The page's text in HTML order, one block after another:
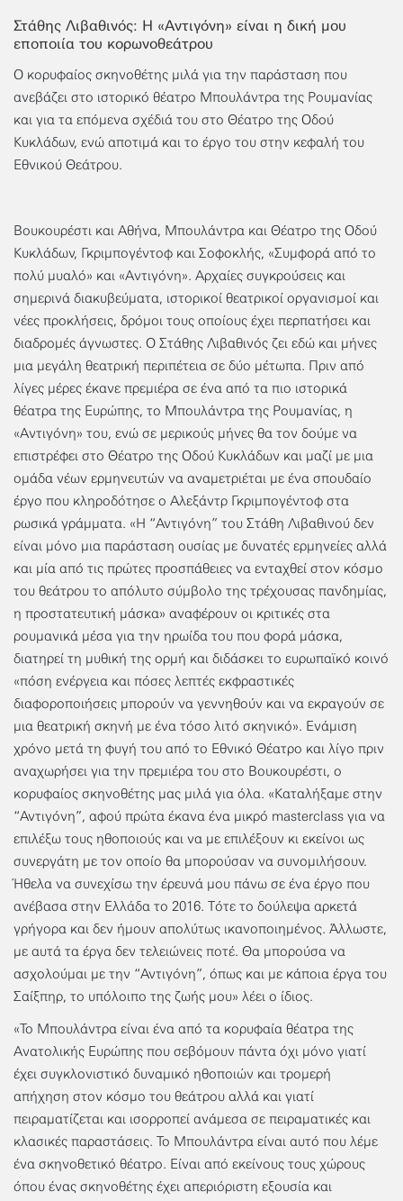
Στάθης Λιβαθινός: Η «Αντιγόνη» είναι η δική μου
εποποιία του κορωνοθεάτρου
Ο κορυφαίος σκηνοθέτης μιλά για την παράσταση που
ανεβάζει στο ιστορικό θέατρο Μπουλάντρα της Ρουμανίας
και για τα επόμενα σχέδιά του στο Θέατρο της Οδού
Κυκλάδων, ενώ αποτιμά και το έργο του στην κεφαλή του
Εθνικού Θεάτρου.
Βουκουρέστι και Αθήνα, Μπουλάντρα και Θέατρο της Οδού
Κυκλάδων, Γκριμπογέντοφ και Σοφοκλής, «Συμφορά από το
πολύ μυαλό» και «Αντιγόνη». Αρχαίες συγκρούσεις και
σημερινά διακυβεύματα, ιστορικοί θεατρικοί οργανισμοί και
νέες προκλήσεις, δρόμοι τους οποίους έχει περπατήσει και
διαδρομές άγνωστες. Ο Στάθης Λιβαθινός ζει εδώ και μήνες
μια μεγάλη θεατρική περιπέτεια σε δύο μέτωπα. Πριν από
λίγες μέρες έκανε πρεμιέρα σε ένα από τα πιο ιστορικά
θέατρα της Ευρώπης, το Μπουλάντρα της Ρουμανίας, η
«Αντιγόνη» του, ενώ σε μερικούς μήνες θα τον δούμε να
επιστρέφει στο Θέατρο της Οδού Κυκλάδων και μαζί με μια
ομάδα νέων ερμηνευτών να αναμετριέται με ένα σπουδαίο
έργο που κληροδότησε ο Αλεξάντρ Γκριμπογέντοφ στα
ρωσικά γράμματα. «Η “Αντιγόνη” του Στάθη Λιβαθινού δεν
είναι μόνο μια παράσταση ουσίας με δυνατές ερμηνείες αλλά
και μία από τις πρώτες προσπάθειες να ενταχθεί στον κόσμο
του θεάτρου το απόλυτο σύμβολο της τρέχουσας πανδημίας,
η προστατευτική μάσκα» αναφέρουν οι κριτικές στα
ρουμανικά μέσα για την ηρωίδα του που φορά μάσκα,
διατηρεί τη μυθική της ορμή και διδάσκει το ευρωπαϊκό κοινό
«πόση ενέργεια και πόσες λεπτές εκφραστικές
διαφοροποιήσεις μπορούν να γεννηθούν και να εκραγούν σε
μια θεατρική σκηνή με ένα τόσο λιτό σκηνικό». Ενάμιση
χρόνο μετά τη φυγή του από το Εθνικό Θέατρο και λίγο πριν
αναχωρήσει για την πρεμιέρα του στο Βουκουρέστι, ο
κορυφαίος σκηνοθέτης μας μιλά για όλα. «Καταλήξαμε στην
“Αντιγόνη”, αφού πρώτα έκανα ένα μικρό masterclass για να
επιλέξω τους ηθοποιούς και να με επιλέξουν κι εκείνοι ως
συνεργάτη με τον οποίο θα μπορούσαν να συνομιλήσουν.
Ήθελα να συνεχίσω την έρευνά μου πάνω σε ένα έργο που
ανέβασα στην Ελλάδα το 2016. Τότε το δούλεψα αρκετά
γρήγορα και δεν ήμουν απολύτως ικανοποιημένος. Άλλωστε,
με αυτά τα έργα δεν τελειώνεις ποτέ. Θα μπορούσα να
ασχολούμαι με την “Αντιγόνη”, όπως και με κάποια έργα του
Σαίξπηρ, το υπόλοιπο της ζωής μου» λέει ο ίδιος.
«Το Μπουλάντρα είναι ένα από τα κορυφαία θέατρα της
Aνατολικής Ευρώπης που σεβόμουν πάντα όχι μόνο γιατί
έχει συγκλονιστικό δυναμικό ηθοποιών και τρομερή
απήχηση στον κόσμο του θεάτρου αλλά και γιατί
πειραματίζεται και ισορροπεί ανάμεσα σε πειραματικές και
κλασικές παραστάσεις. Το Μπουλάντρα είναι αυτό που λέμε
ένα σκηνοθετικό θέατρο. Είναι από εκείνους τους χώρους
όπου ένας σκηνοθέτης έχει απεριόριστη εξουσία και